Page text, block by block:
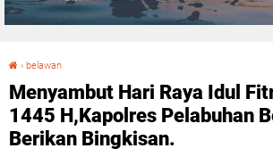
› belawan
Menyambut Hari Raya Idul
1445 H,Kapolres Pelabuhan
Berikan Bingkisan.